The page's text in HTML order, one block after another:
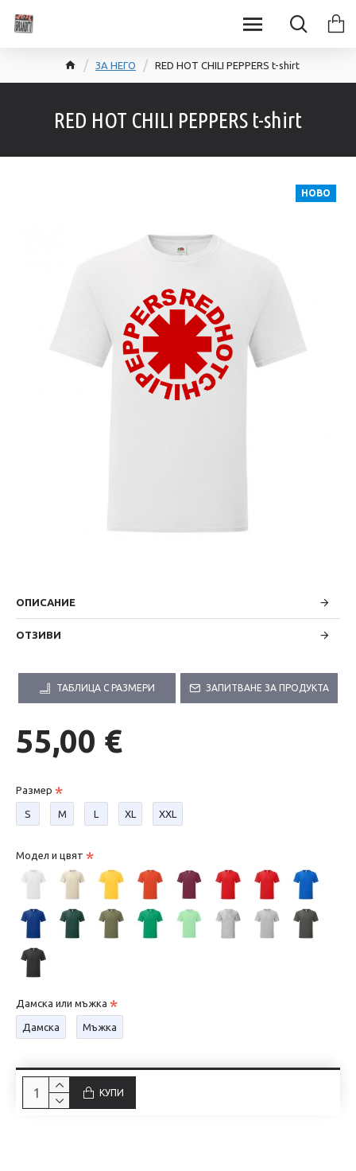
ЗА НЕГО RED HOT CHILI PEPPERS t-shirt
RED HOT CHILI PEPPERS t-shirt
НОВО
ОПИСАНИЕ
ОТЗИВИ
ТАБЛИЦА С РАЗМЕРИ ЗАПИТВАНЕ ЗА ПРОДУКТА
55,00 €
Размер
S М L XL XXL
Модел и цвят
Дамска или мъжка
Дамска Мъжка
КУПИ